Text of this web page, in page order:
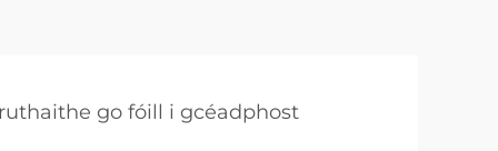
go fóill i gcéadphost